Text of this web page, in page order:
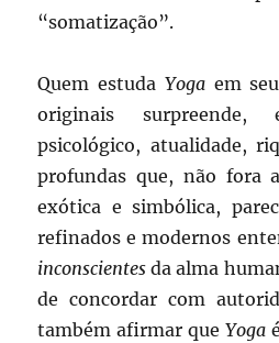
“somatização”.
Quem estuda Yoga em
originais surpreende,
psicológico, atualidade,
profundas que, não fora
exótica e simbólica,
refinados e modernos
inconscientes da alma
de concordar com
também afirmar queYoga